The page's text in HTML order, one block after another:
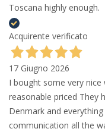
Toscana highly enough.
Acquirente verificato
17 Giugno 2026
I bought some very
reasonable priced They
Denmark and
communication all the